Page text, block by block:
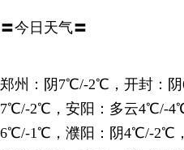
〓今日天气〓
郑州：阴7℃/-2℃，开封：
7℃/-2℃，安阳：多云4℃/-
6℃/-1℃，濮阳：阴4℃/-2℃